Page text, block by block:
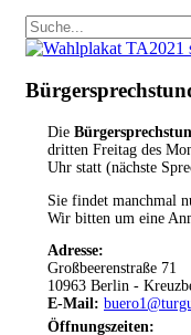
Die
dritten Freitag des
Uhr statt (nächste
Sie findet manchmal
Wir bitten um eine
Adresse:
Großbeerenstraße 71
10963 Berlin -
E-Mail:
Öffnungszeiten: